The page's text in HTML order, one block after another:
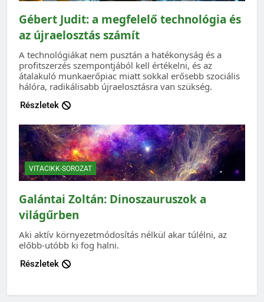
Gébert Judit: a megfelelő technológia és
az újraelosztás számít
A technológiákat nem pusztán a hatékonyság és a
profitszerzés szempontjából kell értékelni, és az
átalakuló munkaerőpiac miatt sokkal erősebb szociális
hálóra, radikálisabb újraelosztásra van szükség.
Részletek
VITACIKK-SOROZAT
Galántai Zoltán: Dinoszauruszok a
világűrben
Aki aktív környezetmódosítás nélkül akar túlélni, az
előbb-utóbb ki fog halni.
Részletek